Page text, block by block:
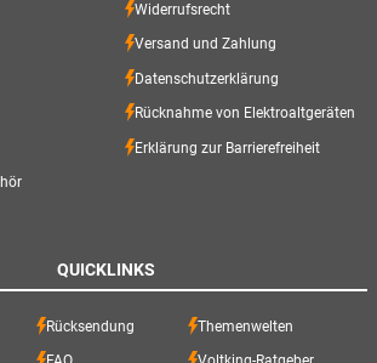
Widerrufsrecht
Versand und Zahlung
Datenschutzerklärung
Rücknahme von Elektroaltgeräten
Erklärung zur Barrierefreiheit
QUICKLINKS
Rücksendung Themenwelten